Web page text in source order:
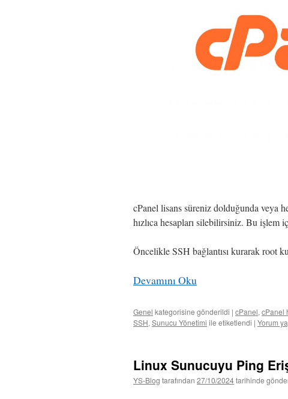
cPanel lisans süreniz dolduğunda veya
hızlıca hesapları silebilirsiniz. Bu işlem
Öncelikle SSH bağlantısı kurarak root
Devamını Oku
Genel kategorisine gönderildi | cPanel, cPanel
SSH, Sunucu Yönetimi ile etiketlendi | Yorum
Linux Sunucuyu Ping
YS-Blog tarafından 27/10/2024tarihinde